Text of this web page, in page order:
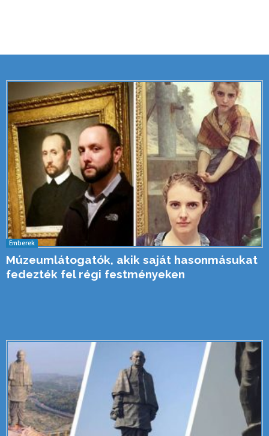
Emberek
Múzeumlátogatók, akik saját hasonmásukat
fedezték fel régi festményeken